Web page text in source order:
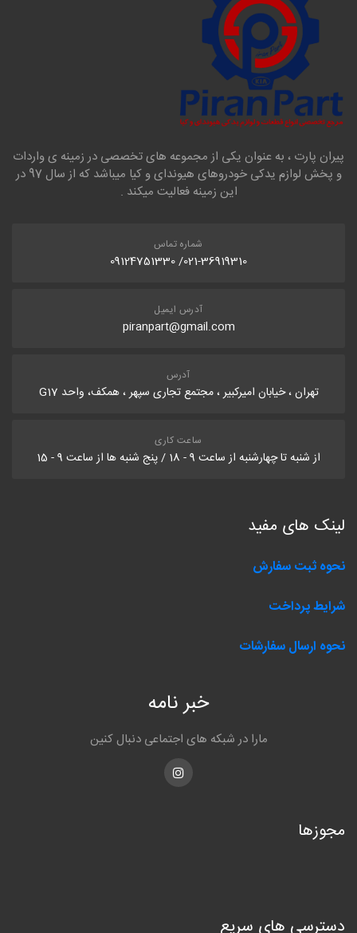
پیران پارت ، به عنوان یکی از مجموعه های تخصصی در زمینه ی واردات
و پخش لوازم یدکی خودروهای هیوندای و کیا میباشد که از سال 97 در
این زمینه فعالیت میکند .
شماره تماس
021-36919310/ 09124751330
آدرس ایمیل
piranpart@gmail.com
آدرس
تهران ، خیابان امیرکبیر ، مجتمع تجاری سپهر ، همکف، واحد G17
ساعت کاری
از شنبه تا چهارشنبه از ساعت 9 - 18 / پنج شنبه ها از ساعت 9 - 15
لینک های مفید
نحوه ثبت سفارش
شرایط پرداخت
نحوه ارسال سفارشات
خبر نامه
مارا در شبکه های اجتماعی دنبال کنین
Instagram
مجوزها
دسترسی های سریع